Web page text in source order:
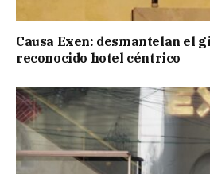
Causa Exen: desmantelan el
reconocido hotel céntrico